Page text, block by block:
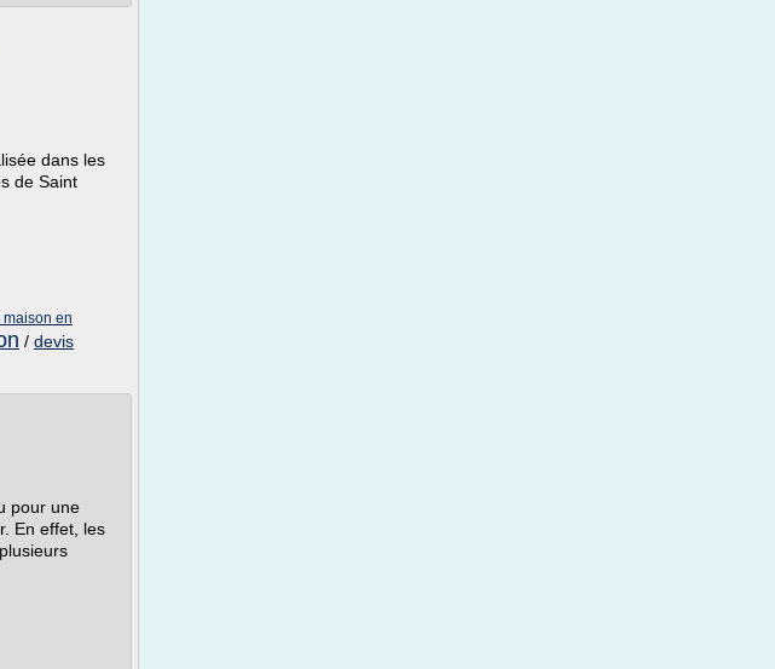
dans les
de Saint
en
/ devis
pour une
En effet, les